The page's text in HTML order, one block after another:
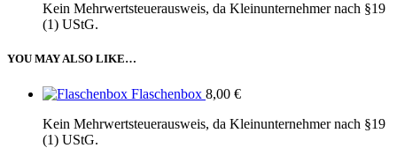
Kein Mehrwertsteuerausweis, da Kleinunternehmer nach §19
(1) UStG.
YOU MAY ALSO LIKE…
Flaschenbox 8,00 €
Kein Mehrwertsteuerausweis, da Kleinunternehmer nach §19
(1) UStG.